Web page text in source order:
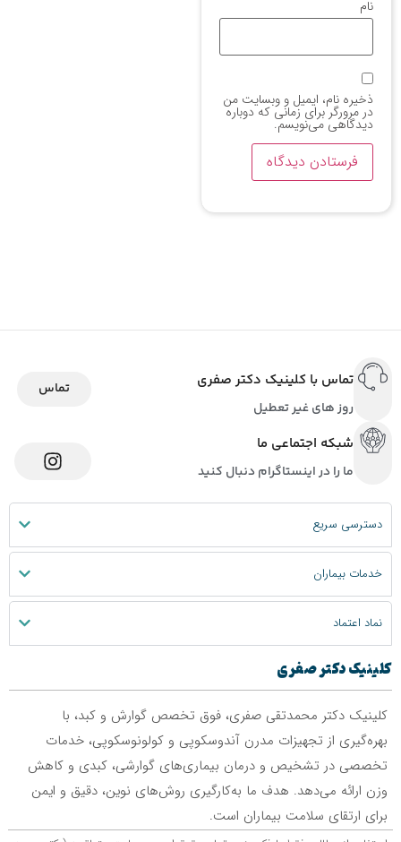
نام
ذخیره نام، ایمیل و وبسایت من
در مرورگر برای زمانی که دوباره
دیدگاهی می‌نویسم.
تماس با کلینیک دکتر صفری
روز های غیر تعطیل
تماس
شبکه اجتماعی ما
ما را در اینستاگرام دنبال کنید
دسترسی سریع
خدمات بیماران
نماد اعتماد
کلینیک دکتر صفری
کلینیک دکتر محمدتقی صفری، فوق تخصص گوارش و کبد، با
بهره‌گیری از تجهیزات مدرن آندوسکوپی و کولونوسکوپی، خدمات
تخصصی در تشخیص و درمان بیماری‌های گوارشی، کبدی و کاهش
وزن ارائه می‌دهد. هدف ما به‌کارگیری روش‌های نوین، دقیق و ایمن
برای ارتقای سلامت بیماران است.